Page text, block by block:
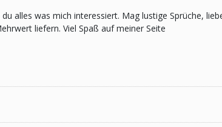
du alles was mich interessiert. Mag lustige Sprüche,
liefern. Viel Spaß auf meiner Seite